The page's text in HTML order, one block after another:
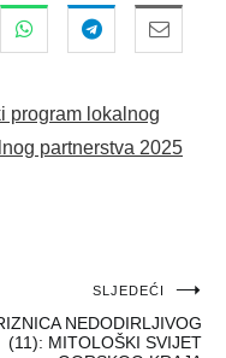
program lokalnog
partnerstva 2025
SLJEDEĆI
NEDODIRLJIVOG
(11): MITOLOŠKI SVIJET